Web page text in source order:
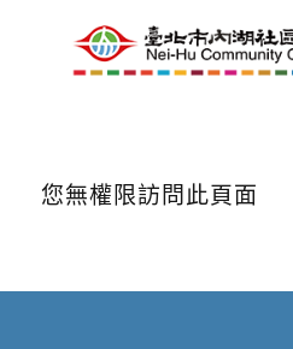
您無權限訪問此頁面